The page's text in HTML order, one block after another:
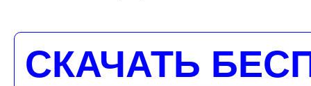
СКАЧАТЬ